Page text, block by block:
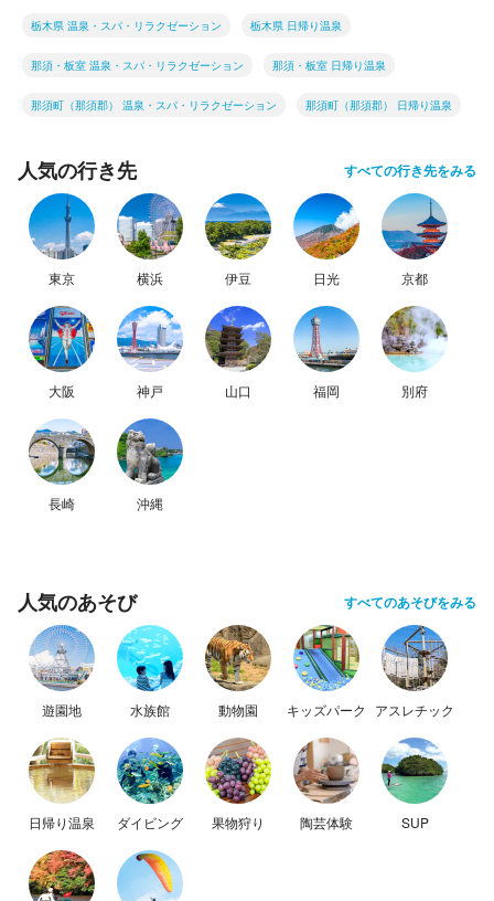
栃木県 温泉・スパ・リラクゼーション 栃木県 日帰り温泉
那須・板室 温泉・スパ・リラクゼーション 那須・板室 日帰り温泉
那須町（那須郡） 温泉・スパ・リラクゼーション 那須町（那須郡） 日帰り温泉
人気の行き先 すべての行き先をみる
東京 横浜 伊豆 日光 京都
大阪 神戸 山口 福岡 別府
長崎 沖縄
人気のあそび すべてのあそびをみる
遊園地 水族館 動物園 キッズパーク アスレチック
日帰り温泉 ダイビング 果物狩り 陶芸体験 SUP